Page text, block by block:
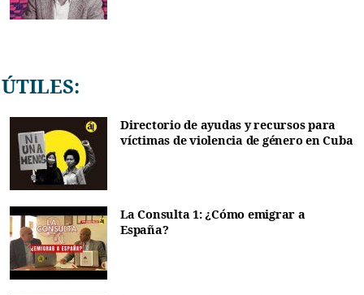
ÚTILES:
Directorio de ayudas y recursos para
víctimas de violencia de género en Cuba
La Consulta 1: ¿Cómo emigrar a
España?